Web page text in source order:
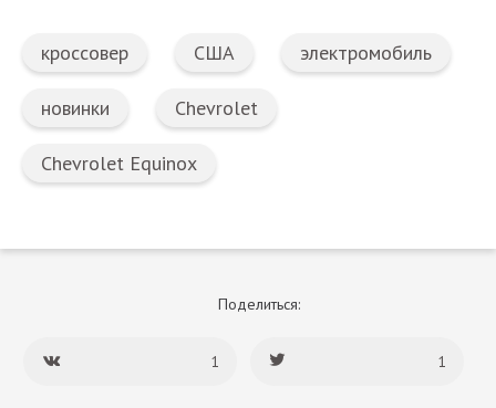
кроссовер США электромобиль
новинки Chevrolet
Chevrolet Equinox
Поделиться:
1 1